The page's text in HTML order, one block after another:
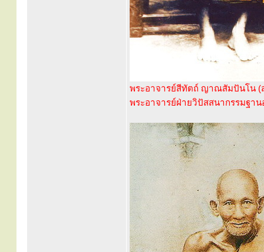
พระอาจารย์สีทัตถ์ ญาณสัมปันโน (
พระอาจารย์ฝ่ายวิปัสสนากรรมฐา